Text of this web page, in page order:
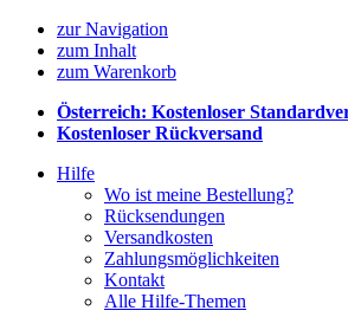
zur Navigation
zum Inhalt
zum Warenkorb
Österreich: Kostenloser
Kostenloser Rückversand
Hilfe
Wo ist meine Bestellung?
Rücksendungen
Versandkosten
Zahlungsmöglichkeiten
Kontakt
Alle Hilfe-Themen